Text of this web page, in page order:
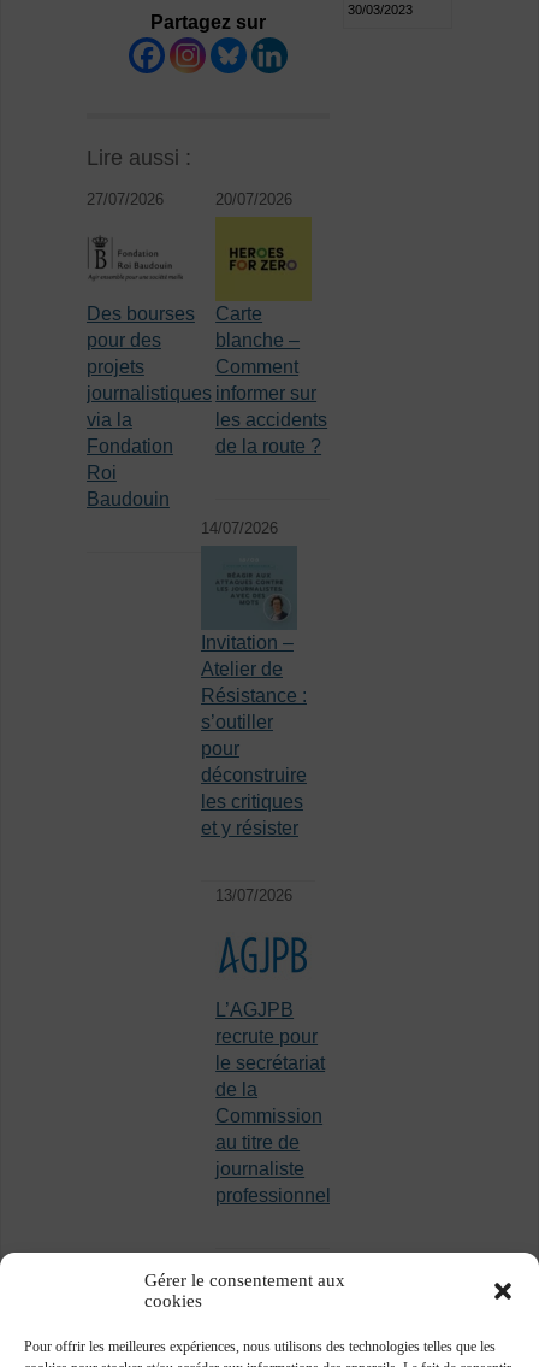
Gérer le consentement aux
cookies
Pour offrir les meilleures expériences, nous utilisons des technologies telles que les
Partagez sur
Lire aussi :
27/07/2026
Des bourses
pour des
projets
journalistiques
via la
Fondation
Roi
Baudouin
20/07/2026
Carte
blanche –
Comment
informer sur
les accidents
de la route ?
14/07/2026
Invitation –
Atelier de
Résistance :
s’outiller
pour
déconstruire
les critiques
et y résister
13/07/2026
L’AGJPB
recrute pour
le secrétariat
de la
Commission
au titre de
journaliste
professionnel
30/03/2023